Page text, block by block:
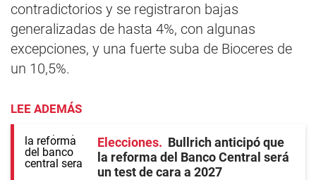
contradictorios y se registraron bajas
generalizadas de hasta 4%, con algunas
excepciones, y una fuerte suba de Bioceres de
un 10,5%.
LEE ADEMÁS
Elecciones
Bullrich anticipó que
la reforma del Banco Central será
un test de cara a 2027